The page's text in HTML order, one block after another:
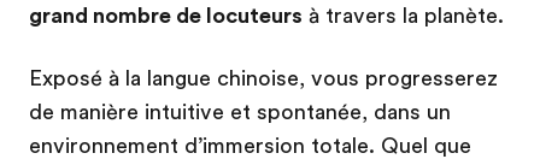
grand nombre de locuteurs à travers la planète.
Exposé à la langue chinoise, vous progresserez
de manière intuitive et spontanée, dans un
environnement d’immersion totale. Quel que